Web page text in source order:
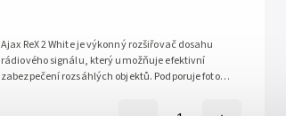
Ajax ReX 2 White je výkonný rozšiřovač dosahu
rádiového signálu, který umožňuje efektivní
zabezpečení rozsáhlých objektů. Podporuje foto